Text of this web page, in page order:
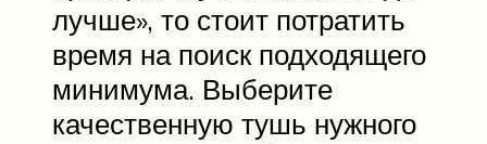
лучше», то стоит потратить
время на поиск подходящего
минимума. Выберите
качественную тушь нужного